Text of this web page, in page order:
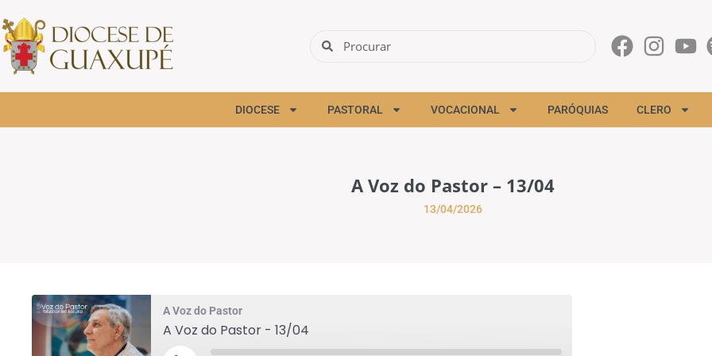
DIOCESE PASTORAL VOCACIONAL PARÓQUIAS CLERO
A Voz do Pastor – 13/04
13/04/2026
A Voz do Pastor
A Voz do Pastor - 13/04